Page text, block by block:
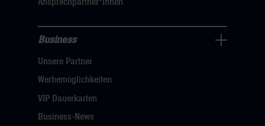
hier
Ansprechpartner*innen
Navigation
öffnen,
dann
klicken
Business
Unsere Partner
Werbemöglichkeiten
VIP Dauerkarten
Business-News